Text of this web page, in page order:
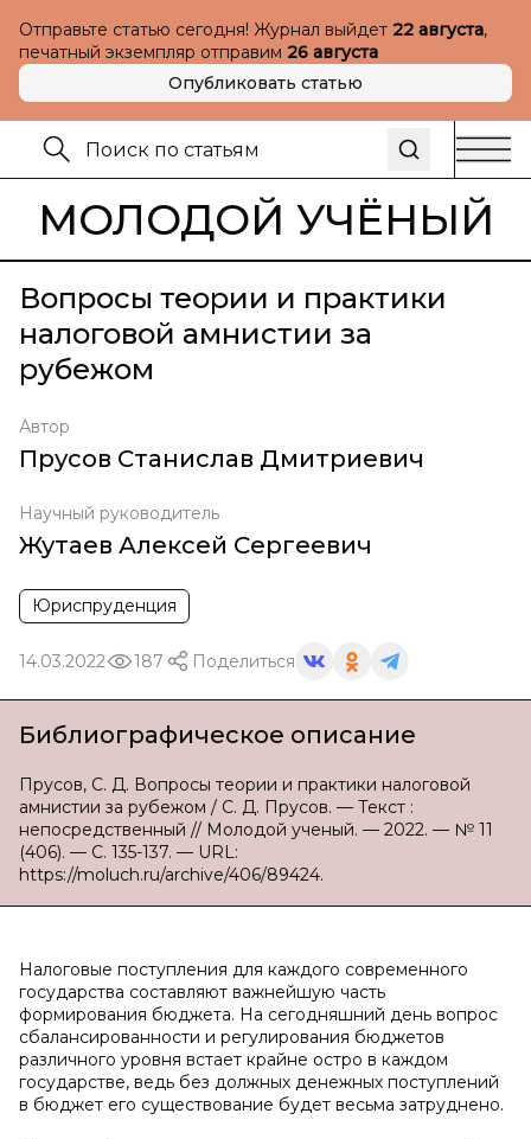
Отправьте статью сегодня! Журнал выйдет 22 августа,
печатный экземпляр отправим 26 августа
Опубликовать статью
МОЛОДОЙ УЧЁНЫЙ
Вопросы теории и практики
налоговой амнистии за
рубежом
Автор
Прусов Станислав Дмитриевич
Научный руководитель
Жутаев Алексей Сергеевич
Юриспруденция
14.03.2022 187 Поделиться
Библиографическое описание
Прусов, С. Д. Вопросы теории и практики налоговой
амнистии за рубежом / С. Д. Прусов. — Текст :
непосредственный // Молодой ученый. — 2022. — № 11
(406). — С. 135-137. — URL:
https://moluch.ru/archive/406/89424.
Налоговые поступления для каждого современного
государства составляют важнейшую часть
формирования бюджета. На сегодняшний день вопрос
сбалансированности и регулирования бюджетов
различного уровня встает крайне остро в каждом
государстве, ведь без должных денежных поступлений
в бюджет его существование будет весьма затруднено.